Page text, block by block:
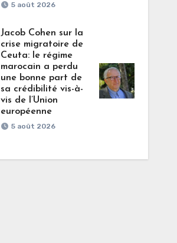
5 août 2026
Jacob Cohen sur la
crise migratoire de
Ceuta: le régime
marocain a perdu
une bonne part de
sa crédibilité vis-à-
vis de l’Union
européenne
5 août 2026